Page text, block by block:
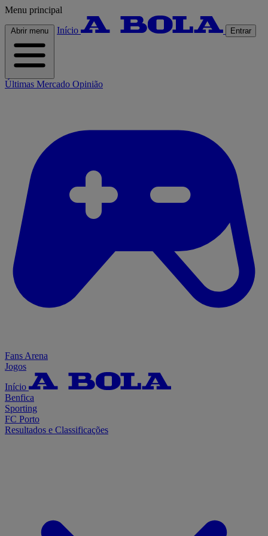
Menu principal
Abrir menu Início Entrar
Últimas Mercado Opinião
Fans Arena
Jogos
Início
Benfica
Sporting
FC Porto
Resultados e Classificações